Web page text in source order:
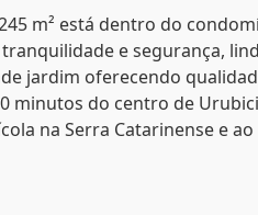
m² está dentro do
e segurança,
jardim oferecendo
minutos do centro de
na Serra Catarinense e